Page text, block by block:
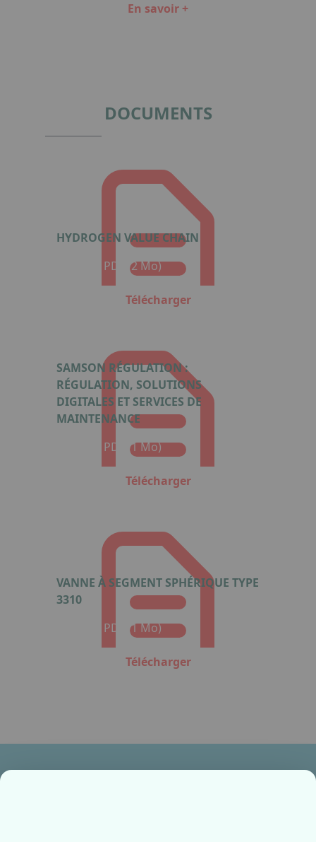
En savoir +
DOCUMENTS
HYDROGEN VALUE CHAIN
Format : PDF (2 Mo)
Télécharger
SAMSON RÉGULATION :
RÉGULATION, SOLUTIONS
DIGITALES ET SERVICES DE
MAINTENANCE
Format : PDF (1 Mo)
Télécharger
VANNE À SEGMENT SPHÉRIQUE TYPE
3310
Format : PDF (1 Mo)
Télécharger